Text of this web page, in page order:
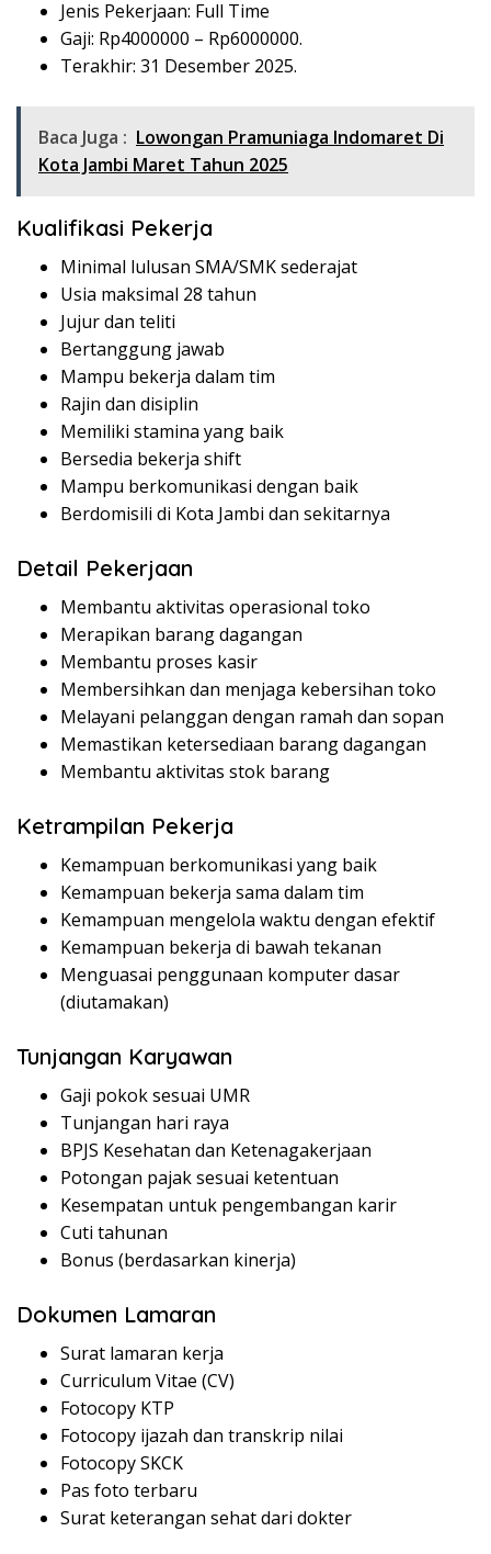
Jenis Pekerjaan: Full Time
Gaji: Rp4000000 – Rp6000000.
Terakhir: 31 Desember 2025.
Baca Juga : Lowongan Pramuniaga Indomaret Di
Kota Jambi Maret Tahun 2025
Kualifikasi Pekerja
Minimal lulusan SMA/SMK sederajat
Usia maksimal 28 tahun
Jujur dan teliti
Bertanggung jawab
Mampu bekerja dalam tim
Rajin dan disiplin
Memiliki stamina yang baik
Bersedia bekerja shift
Mampu berkomunikasi dengan baik
Berdomisili di Kota Jambi dan sekitarnya
Detail Pekerjaan
Membantu aktivitas operasional toko
Merapikan barang dagangan
Membantu proses kasir
Membersihkan dan menjaga kebersihan toko
Melayani pelanggan dengan ramah dan sopan
Memastikan ketersediaan barang dagangan
Membantu aktivitas stok barang
Ketrampilan Pekerja
Kemampuan berkomunikasi yang baik
Kemampuan bekerja sama dalam tim
Kemampuan mengelola waktu dengan efektif
Kemampuan bekerja di bawah tekanan
Menguasai penggunaan komputer dasar
(diutamakan)
Tunjangan Karyawan
Gaji pokok sesuai UMR
Tunjangan hari raya
BPJS Kesehatan dan Ketenagakerjaan
Potongan pajak sesuai ketentuan
Kesempatan untuk pengembangan karir
Cuti tahunan
Bonus (berdasarkan kinerja)
Dokumen Lamaran
Surat lamaran kerja
Curriculum Vitae (CV)
Fotocopy KTP
Fotocopy ijazah dan transkrip nilai
Fotocopy SKCK
Pas foto terbaru
Surat keterangan sehat dari dokter